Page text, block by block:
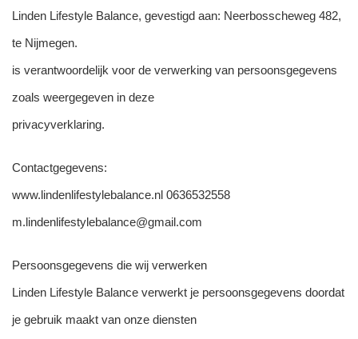
Linden Lifestyle Balance, gevestigd aan: Neerbosscheweg 482,
te Nijmegen.
is verantwoordelijk voor de verwerking van persoonsgegevens
zoals weergegeven in deze
privacyverklaring.
Contactgegevens:
www.lindenlifestylebalance.nl 0636532558
m.lindenlifestylebalance@gmail.com
Persoonsgegevens die wij verwerken
Linden Lifestyle Balance verwerkt je persoonsgegevens doordat
je gebruik maakt van onze diensten